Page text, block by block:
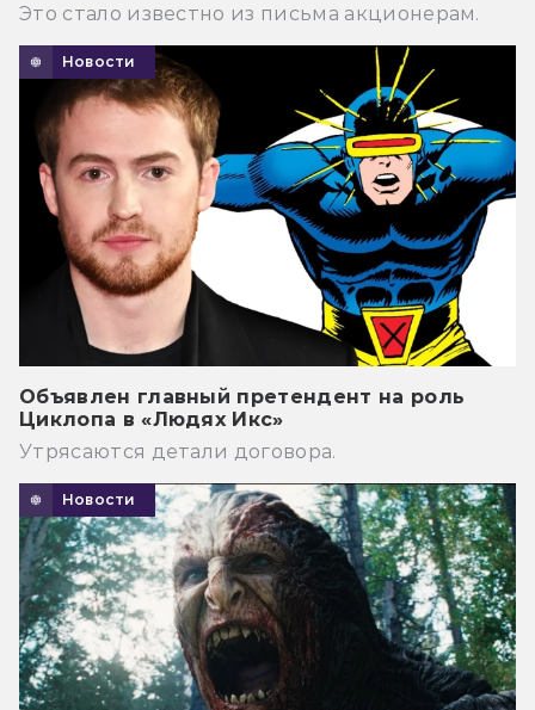
Это стало известно из письма акционерам.
Новости
Объявлен главный претендент на роль
Циклопа в «Людях Икс»
Утрясаются детали договора.
Новости